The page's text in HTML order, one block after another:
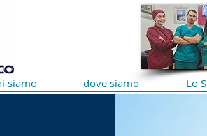
siamo dove siamo Lo